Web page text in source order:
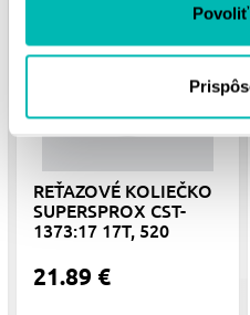
REŤAZOVÉ KOLIEČKO
SUPERSPROX CST-
1373:17 17T, 520
21.89 €